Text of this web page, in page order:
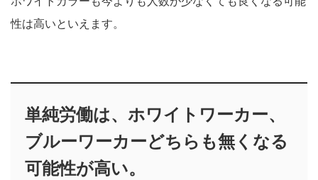
性は高いといえます。
単純労働は、ホワイトワーカー、
ブルーワーカーどちらも無くなる
可能性が高い。